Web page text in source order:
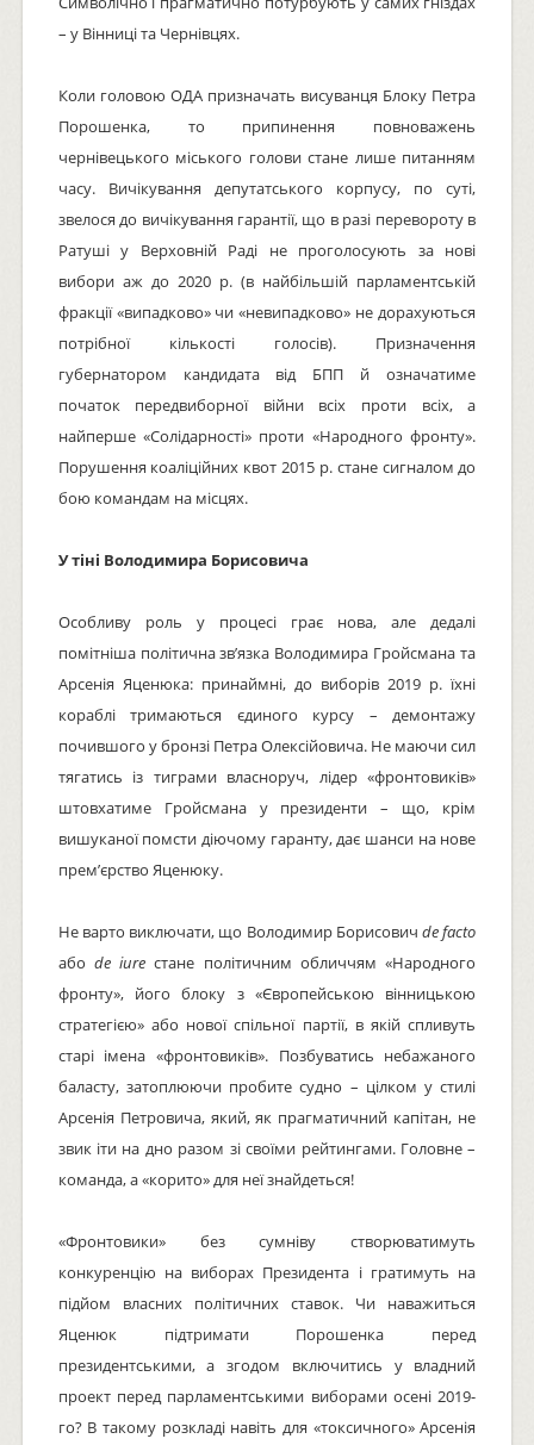
– у Вінниці та Чернівцях.
Коли головою ОДА призначать висуванця Блоку Петра
Порошенка, то припинення повноважень
чернівецького міського голови стане лише питанням
часу. Вичікування депутатського корпусу, по суті,
звелося до вичікування гарантії, що в разі перевороту в
Ратуші у Верховній Раді не проголосують за нові
вибори аж до 2020 р. (в найбільшій парламентській
фракції «випадково» чи «невипадково» не дорахуються
потрібної кількості голосів). Призначення
губернатором кандидата від БПП й означатиме
початок передвиборної війни всіх проти всіх, а
найперше «Солідарності» проти «Народного фронту».
Порушення коаліційних квот 2015 р. стане сигналом до
бою командам на місцях.
У тіні Володимира Борисовича
Особливу роль у процесі грає нова, але дедалі
помітніша політична зв’язка Володимира Гройсмана та
Арсенія Яценюка: принаймні, до виборів 2019 р. їхні
кораблі тримаються єдиного курсу – демонтажу
почившого у бронзі Петра Олексійовича. Не маючи сил
тягатись із тиграми власноруч, лідер «фронтовиків»
штовхатиме Гройсмана у президенти – що, крім
вишуканої помсти діючому гаранту, дає шанси на нове
прем’єрство Яценюку.
Не варто виключати, що Володимир Борисовичde facto
або de iure стане політичним обличчям «Народного
фронту», його блоку з «Європейською вінницькою
стратегією» або нової спільної партії, в якій спливуть
старі імена «фронтовиків». Позбуватись небажаного
баласту, затоплюючи пробите судно – цілком у стилі
Арсенія Петровича, який, як прагматичний капітан, не
звик іти на дно разом зі своїми рейтингами. Головне –
команда, а «корито» для неї знайдеться!
«Фронтовики» без сумніву створюватимуть
конкуренцію на виборах Президента і гратимуть на
підйом власних політичних ставок. Чи наважиться
Яценюк підтримати Порошенка перед
президентськими, а згодом включитись у владний
проект перед парламентськими виборами осені 2019-
го? В такому розкладі навіть для «токсичного» Арсенія